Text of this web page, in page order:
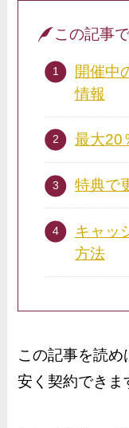
この記事
開催中
情報
最大20
特典で
キャッ
方法
この記事を読
安く契約できま